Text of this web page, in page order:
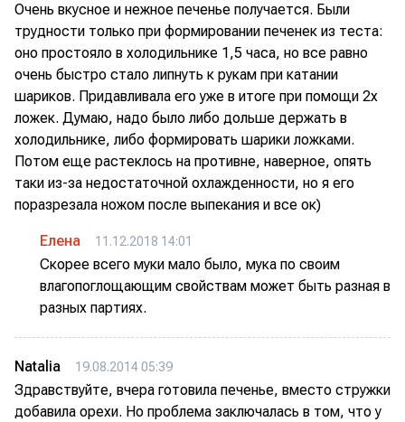
Очень вкусное и нежное печенье получается. Были
трудности только при формировании печенек из теста:
оно простояло в холодильнике 1,5 часа, но все равно
очень быстро стало липнуть к рукам при катании
шариков. Придавливала его уже в итоге при помощи 2х
ложек. Думаю, надо было либо дольше держать в
холодильнике, либо формировать шарики ложками.
Потом еще растеклось на противне, наверное, опять
таки из-за недостаточной охлажденности, но я его
поразрезала ножом после выпекания и все ок)
Елена 11.12.2018 14:01
Скорее всего муки мало было, мука по своим
влагопоглощающим свойствам может быть разная в
разных партиях.
Natalia 19.08.2014 05:39
Здравствуйте, вчера готовила печенье, вместо стружки
добавила орехи. Но проблема заключалась в том, что у